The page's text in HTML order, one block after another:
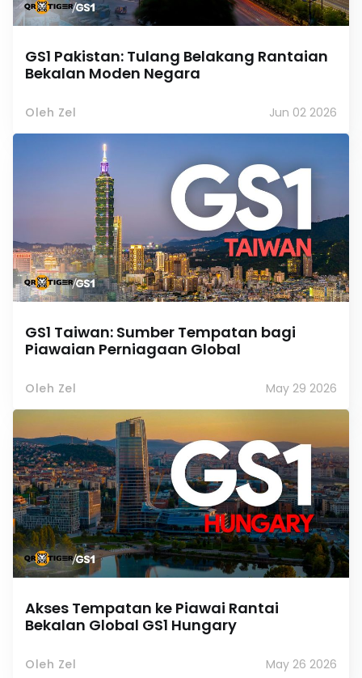
GS1 Pakistan: Tulang Belakang Rantaian
Bekalan Moden Negara
Oleh Zel Jun 02 2026
GS1 Taiwan: Sumber Tempatan bagi
Piawaian Perniagaan Global
Oleh Zel May 29 2026
Akses Tempatan ke Piawai Rantai
Bekalan Global GS1 Hungary
Oleh Zel May 26 2026